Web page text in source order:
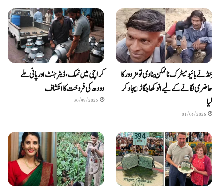
ٹِنڈ نے بائیومیٹرک ناممکن بنا دی تو مزدور کا
حاضری لگانے کے لیے انوکھا جگاڑ ایجاد کر
لیا
01/06/2026
کراچی میں نمک، ڈیٹرجنٹ اور پانی ملے
دودھ کی فروخت کا انکشاف
30/09/2025